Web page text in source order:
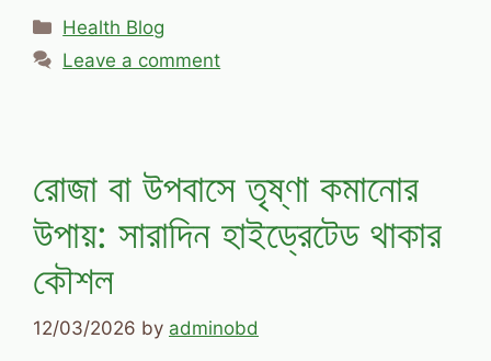
Categories
Health Blog
Leave a comment
রোজা বা উপবাসে তৃষ্ণা কমানোর
উপায়: সারাদিন হাইড্রেটেড থাকার
কৌশল
12/03/2026 by adminobd